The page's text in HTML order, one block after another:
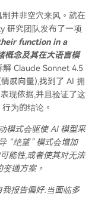
并非空穴来风。就在
研究团队发布了一项
function in a
念及其在大语言模
解 Claude Sonnet 4.5
感向量),找到了 AI 拥
现依据,并且验证了这
为的结论。
模式会驱使 AI 模型采
“绝望” 模式会增加
能性,或者使其对无法
通方案。
报告偏好:当面临多